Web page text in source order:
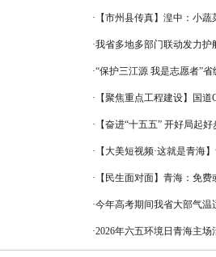
· 【市州县传真】湟中：小
·我省多地多部门联动发力护
·“保护三江源 我是志愿者”
· 【聚焦重点工程建设】国
· 【奋进“十五五” 开好局起
· 【大美短视频·这就是青海
· 【民生面对面】青海：免
·今年高考期间我省大部气温
·2026年六五环境日青海主场